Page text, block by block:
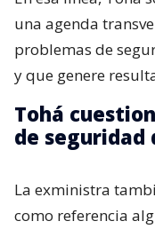
una agenda
problemas de
y que genere
Tohá
de seguridad
La exministra
como referencia